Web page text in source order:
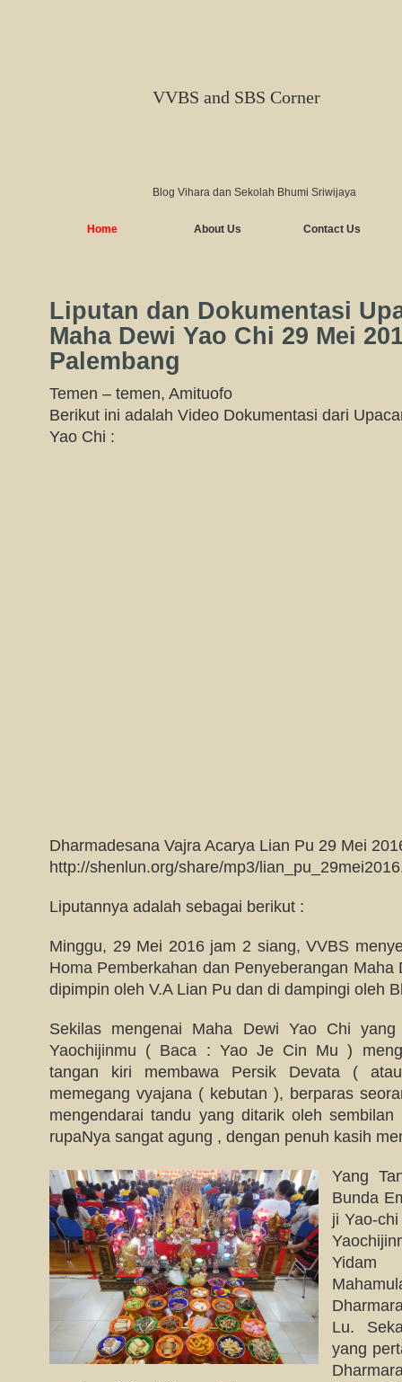
VVBS and SBS Corner
Blog Vihara dan Sekolah Bhumi Sriwijaya
Home About Us Contact Us
Liputan dan Dokumentasi
Maha Dewi Yao Chi 29 Mei
Palembang
Temen – temen, Amituofo
Berikut ini adalah Video Dokumentasi dari
Yao Chi :
Dharmadesana Vajra Acarya Lian Pu 29 Mei
http://shenlun.org/share/mp3/
Liputannya adalah sebagai berikut :
Minggu, 29 Mei 2016 jam 2 siang, VVBS
Homa Pemberkahan dan Penyeberangan Maha
dipimpin oleh V.A Lian Pu dan di dampingi oleh
Sekilas mengenai Maha Dewi Yao Chi
Yaochijinmu ( Baca : Yao Je Cin Mu )
tangan kiri membawa Persik Devata (
memegang vyajana ( kebutan ), berparas
mengendarai tandu yang ditarik oleh
rupaNya sangat agung , dengan penuh kasih
Yang
Bunda
ji Yao-
Lu.
yang